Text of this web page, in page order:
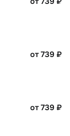
от 739₽
от 739₽